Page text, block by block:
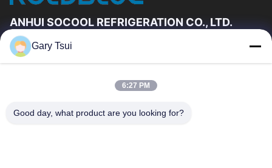
ANHUI SOCOOL REFRIGERATION CO., LTD.
Liens Rapides
Au Sujet De Nous
Visite D'usine
Contrôle De Qualité
Gary Tsui
6:27 PM
Good day, what product are you looking for?